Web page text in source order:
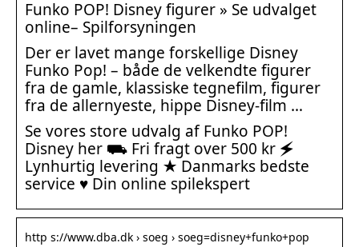
Funko POP! Disney figurer » Se udvalget
online– Spilforsyningen
Der er lavet mange forskellige Disney
Funko Pop! – både de velkendte figurer
fra de gamle, klassiske tegnefilm, figurer
fra de allernyeste, hippe Disney-film …
Se vores store udvalg af Funko POP!
Disney her ⛟ Fri fragt over 500 kr 🗲
Lynhurtig levering ★ Danmarks bedste
service ♥ Din online spilekspert
http s://www.dba.dk › soeg › soeg=disney+funko+pop